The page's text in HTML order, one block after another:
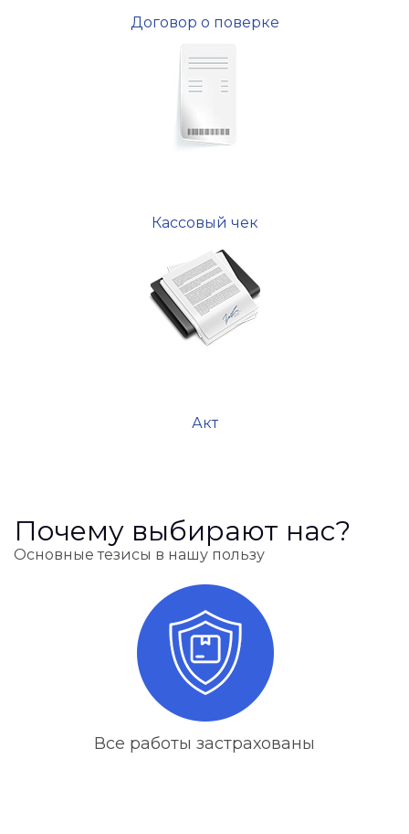
Договор о поверке
Кассовый чек
Акт
Почему выбирают нас?
Основные тезисы в нашу пользу
Все работы застрахованы